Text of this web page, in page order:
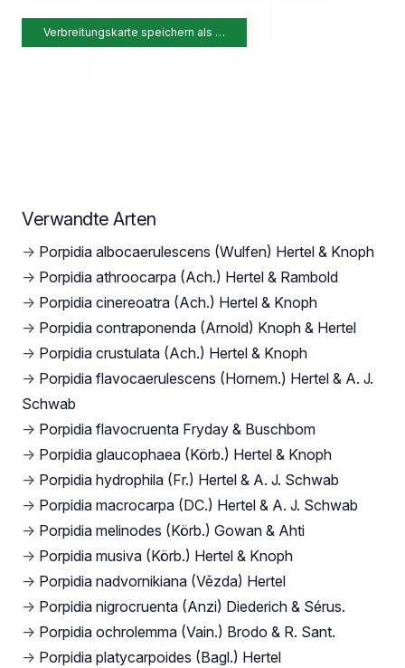
Verbreitungskarte speichern als …
Verwandte Arten
→ Porpidia albocaerulescens (Wulfen) Hertel & Knoph
→ Porpidia athroocarpa (Ach.) Hertel & Rambold
→ Porpidia cinereoatra (Ach.) Hertel & Knoph
→ Porpidia contraponenda (Arnold) Knoph & Hertel
→ Porpidia crustulata (Ach.) Hertel & Knoph
→ Porpidia flavocaerulescens (Hornem.) Hertel & A. J.
Schwab
→ Porpidia flavocruenta Fryday & Buschbom
→ Porpidia glaucophaea (Körb.) Hertel & Knoph
→ Porpidia hydrophila (Fr.) Hertel & A. J. Schwab
→ Porpidia macrocarpa (DC.) Hertel & A. J. Schwab
→ Porpidia melinodes (Körb.) Gowan & Ahti
→ Porpidia musiva (Körb.) Hertel & Knoph
→ Porpidia nadvornikiana (Vězda) Hertel
→ Porpidia nigrocruenta (Anzi) Diederich & Sérus.
→ Porpidia ochrolemma (Vain.) Brodo & R. Sant.
→ Porpidia platycarpoides (Bagl.) Hertel